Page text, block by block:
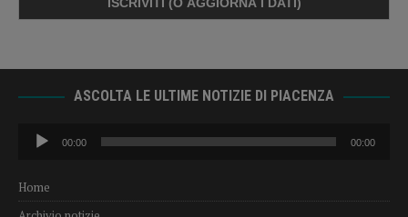
ASCOLTA LE ULTIME NOTIZIE DI PIACENZA
Audio
Player
00:00 00:00
Home